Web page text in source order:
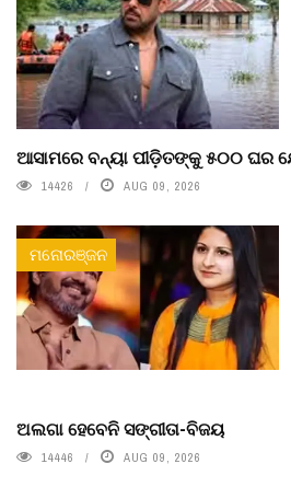
ଆସାମରେ ବନ୍ୟା ପୀଡ଼ିତଙ୍କୁ ୫୦୦ ଘର
14426 AUG 09, 2026
ମନୋରଞ୍ଜନ
ଅଲଗା ହେବେନି ସଙ୍ଗୀତା-ବିଜୟ
14446 AUG 09, 2026